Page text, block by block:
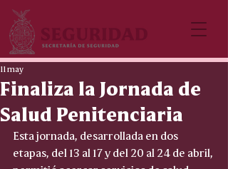
Finaliza la Jornada de
Salud Penitenciaria
11 may
Esta jornada, desarrollada en dos
etapas, del 13 al 17 y del 20 al 24 de abril,